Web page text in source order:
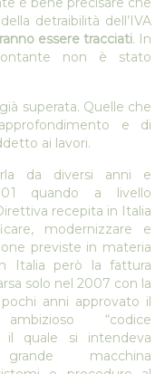
detraibilità dell’IVA
essere tracciati. In
non è stato
superata. Quelle che
e di
ai lavori.
da diversi anni e
quando a livello
recepita in Italia
modernizzare e
previste in materia
Italia però la fattura
solo nel 2007 con la
anni approvato il
“codice
il quale si intendeva
macchina